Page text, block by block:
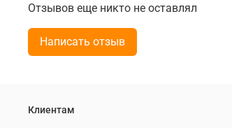
Отзывов еще никто не оставлял
Написать отзыв
Клиентам